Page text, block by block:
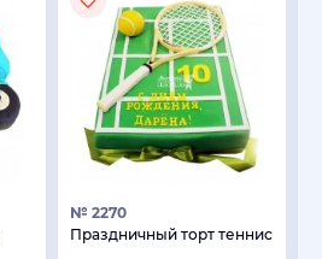
№ 2270
Праздничный торт теннис